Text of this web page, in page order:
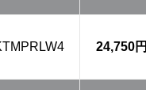
24,750円